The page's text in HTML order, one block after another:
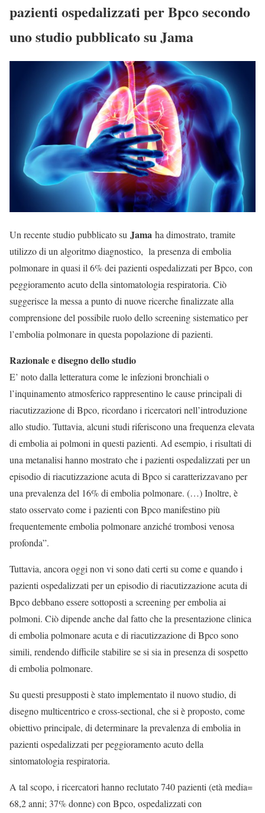
pazienti ospedalizzati per Bpco secondo
uno studio pubblicato su Jama
Un recente studio pubblicato su Jama ha dimostrato, tramite
utilizzo di un algoritmo diagnostico, la presenza di embolia
polmonare in quasi il 6% dei pazienti ospedalizzati per Bpco, con
peggioramento acuto della sintomatologia respiratoria. Ciò
suggerisce la messa a punto di nuove ricerche finalizzate alla
comprensione del possibile ruolo dello screening sistematico per
l’embolia polmonare in questa popolazione di pazienti.
Razionale e disegno dello studio
E’ noto dalla letteratura come le infezioni bronchiali o
l’inquinamento atmosferico rappresentino le cause principali di
riacutizzazione di Bpco, ricordano i ricercatori nell’introduzione
allo studio. Tuttavia, alcuni studi riferiscono una frequenza elevata
di embolia ai polmoni in questi pazienti. Ad esempio, i risultati di
una metanalisi hanno mostrato che i pazienti ospedalizzati per un
episodio di riacutizzazione acuta di Bpco si caratterizzavano per
una prevalenza del 16% di embolia polmonare. (…) Inoltre, è
stato osservato come i pazienti con Bpco manifestino più
frequentemente embolia polmonare anziché trombosi venosa
profonda”.
Tuttavia, ancora oggi non vi sono dati certi su come e quando i
pazienti ospedalizzati per un episodio di riacutizzazione acuta di
Bpco debbano essere sottoposti a screening per embolia ai
polmoni. Ciò dipende anche dal fatto che la presentazione clinica
di embolia polmonare acuta e di riacutizzazione di Bpco sono
simili, rendendo difficile stabilire se si sia in presenza di sospetto
di embolia polmonare.
Su questi presupposti è stato implementato il nuovo studio, di
disegno multicentrico e cross-sectional, che si è proposto, come
obiettivo principale, di determinare la prevalenza di embolia in
pazienti ospedalizzati per peggioramento acuto della
sintomatologia respiratoria.
A tal scopo, i ricercatori hanno reclutato 740 pazienti (età media=
68,2 anni; 37% donne) con Bpco, ospedalizzati con